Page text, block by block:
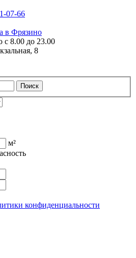
07-66
в Фрязино
с 8.00 до 23.00
8
м²
конфиденциальности